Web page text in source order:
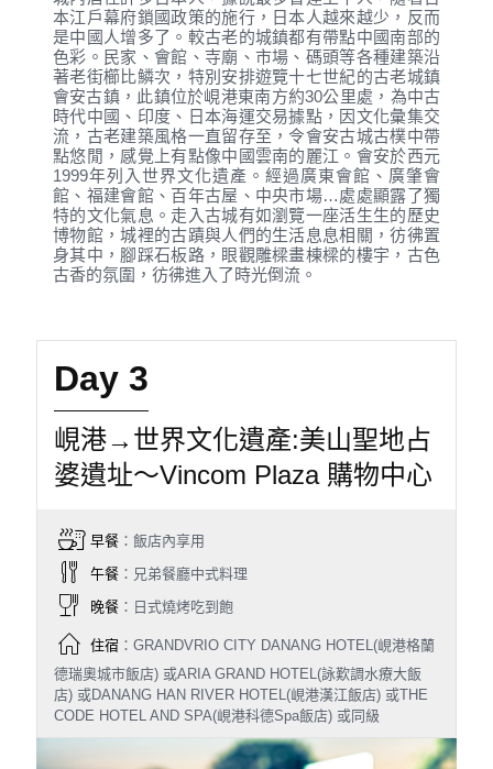
本江戶幕府鎖國政策的施行，日本人越來越少，反而
是中國人增多了。較古老的城鎮都有帶點中國南部的
色彩。民家、會館、寺廟、市場、碼頭等各種建築沿
著老街櫛比鱗次，特別安排遊覽十七世紀的古老城鎮
會安古鎮，此鎮位於峴港東南方約30公里處，為中古
時代中國、印度、日本海運交易據點，因文化彙集交
流，古老建築風格一直留存至，令會安古城古樸中帶
點悠閒，感覺上有點像中國雲南的麗江。會安於西元
1999年列入世界文化遺產。經過廣東會館、廣肇會
館、福建會館、百年古屋、中央市場…處處顯露了獨
特的文化氣息。走入古城有如瀏覽一座活生生的歷史
博物館，城裡的古蹟與人們的生活息息相關，彷彿置
身其中，腳踩石板路，眼觀雕樑畫棟樑的樓宇，古色
古香的氛圍，彷彿進入了時光倒流。
Day 3
峴港→世界文化遺產:美山聖地占
婆遺址～Vincom Plaza 購物中心
早餐：飯店內享用
午餐：兄弟餐廳中式料理
晚餐：日式燒烤吃到飽
住宿：GRANDVRIO CITY DANANG HOTEL(峴港格蘭
德瑞奧城市飯店) 或ARIA GRAND HOTEL(詠歎調水療大飯
店) 或DANANG HAN RIVER HOTEL(峴港漢江飯店) 或THE
CODE HOTEL AND SPA(峴港科德Spa飯店) 或同級